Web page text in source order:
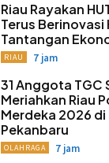
Riau Rayakan
Terus Berinovasi
Tantangan
RIAU 7 jam
31 Anggota TGC
Meriahkan Riau
Merdeka 2026 di
Pekanbaru
OLAHRAGA 7 jam